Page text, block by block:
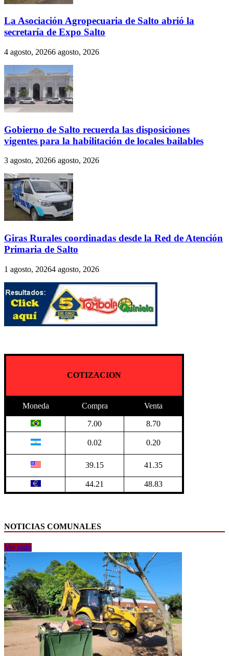
La Asociación Agropecuaria de Salto abrió la
secretaría de Expo Salto
4 agosto, 20266 agosto, 2026
Gobierno de Salto recuerda las disposiciones
vigentes para la habilitación de locales bailables
3 agosto, 20266 agosto, 2026
Giras Rurales coordinadas desde la Red de Atención
Primaria de Salto
1 agosto, 20264 agosto, 2026
COTIZACION
Moneda Compra Venta
7.00 8.70
0.02 0.20
39.15 41.35
44.21 48.83
NOTICIAS COMUNALES
Ver todo